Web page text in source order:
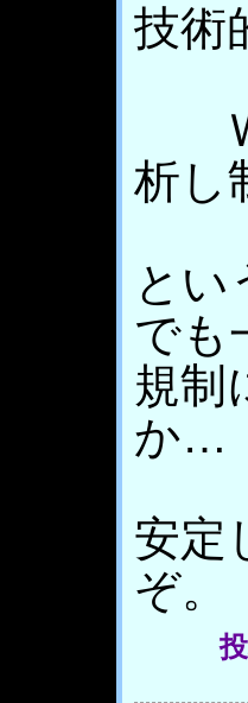
技術
Ｗ
析し
とい
でも
規制
か…
安定
ぞ